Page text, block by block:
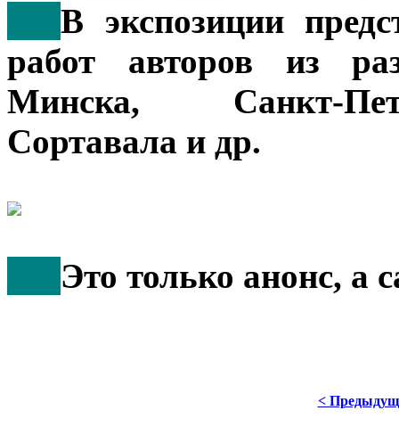
В экспозиции
работ авторов из
Минска, Санкт-
Сортавала и др.
Это только анонс, а
<